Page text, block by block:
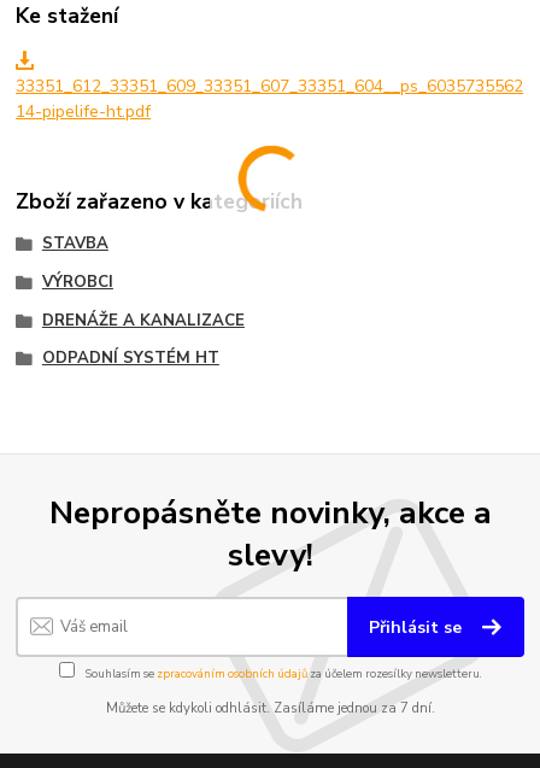
Ke stažení
33351_612_33351_609_33351_607_33351_604__ps_6035735562
14-pipelife-ht.pdf
Zboží zařazeno v kategoriích
STAVBA
VÝROBCI
DRENÁŽE A KANALIZACE
ODPADNÍ SYSTÉM HT
Nepropásněte novinky, akce a
slevy!
Přihlásit se
Souhlasím se zpracováním osobních údajůza účelem rozesílky newsletteru.
Můžete se kdykoli odhlásit. Zasíláme jednou za 7 dní.